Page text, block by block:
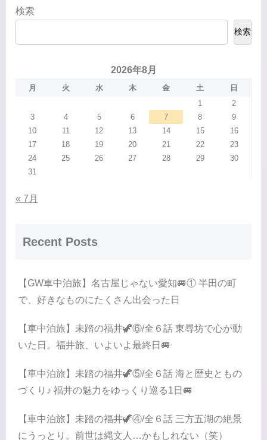
検索
検索
2026年8月
月 火 水 木 金 土
日
1
2
3
4 5 6 7 8
9
10
11 12 13 14 15
16
17
18 19 20 21 22
23
24
25 26 27 28 29
30
31
« 7月
Recent Posts
【GW車中泊旅】名古屋じゃない愛知🚐① 半田の町
で、好きなものにたくさん出会った日
【車中泊旅】未踏の福井🦖⑥/全６話 東尋坊で心が動
いた日。福井旅、いよいよ最終日🚐
【車中泊旅】未踏の福井🦖⑤/全６話 海と歴史ともの
づくり♪ 福井の魅力をゆっくり巡る1日🚐
【車中泊旅】未踏の福井🦖④/全６話 三方五湖の絶景
にうっとり。前世は縄文人…かもしれない（笑）